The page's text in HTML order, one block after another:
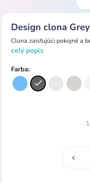
Design clona
Clona zaisťujúci pokojné a
celý popis
Farba: